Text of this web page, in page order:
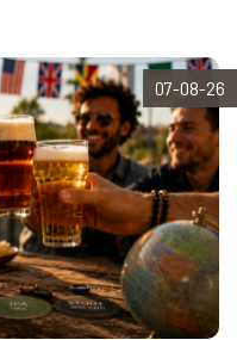
07-08-26